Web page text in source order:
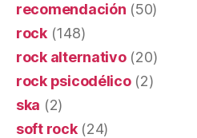
recomendación (50)
rock(148)
rock alternativo(20)
rock psicodélico(2)
ska (2)
soft rock(24)